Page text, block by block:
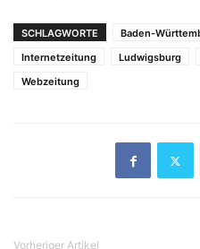
SCHLAGWORTE Baden-
Internetzeitung
Ludwigsburg
Webzeitung
Vorheriger Artikel